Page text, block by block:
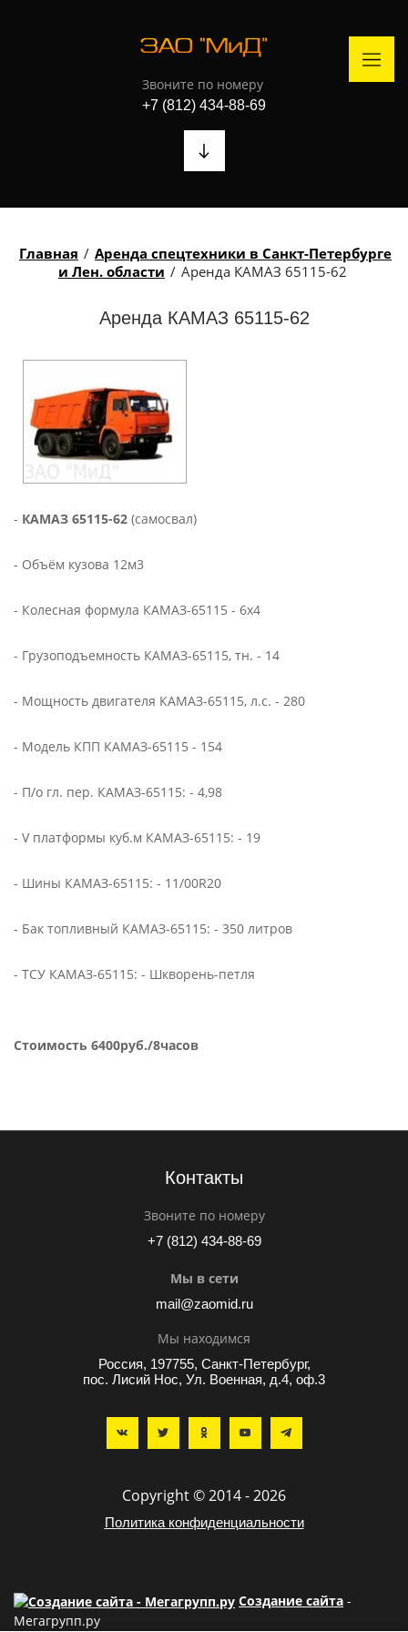
Звоните по номеру
+7 (812) 434-88-69
Главная / Аренда спецтехники в Санкт-Петербурге
и Лен. области / Аренда КАМАЗ 65115-62
Аренда КАМАЗ 65115-62
- КАМАЗ 65115-62 (самосвал)
- Объём кузова 12м3
- Колесная формула КАМАЗ-65115 - 6x4
- Грузоподъемность КАМАЗ-65115, тн. - 14
- Мощность двигателя КАМАЗ-65115, л.с. - 280
- Модель КПП КАМАЗ-65115 - 154
- П/о гл. пер. КАМАЗ-65115: - 4,98
- V платформы куб.м КАМАЗ-65115: - 19
- Шины КАМАЗ-65115: - 11/00R20
- Бак топливный КАМАЗ-65115: - 350 литров
- ТСУ КАМАЗ-65115: - Шкворень-петля
Стоимость 6400руб./8часов
Контакты
Звоните по номеру
+7 (812) 434-88-69
Мы в сети
mail@zaomid.ru
Мы находимся
Россия, 197755, Санкт-Петербург,
пос. Лисий Нос, Ул. Военная, д.4, оф.3
Copyright © 2014 - 2026
Политика конфиденциальности
Создание сайта -
Мегагрупп.ру